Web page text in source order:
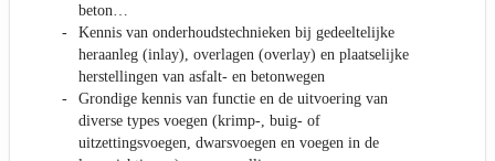
beton…
Kennis van onderhoudstechnieken bij gedeeltelijke
heraanleg (inlay), overlagen (overlay) en plaatselijke
herstellingen van asfalt- en betonwegen
Grondige kennis van functie en de uitvoering van
diverse types voegen (krimp-, buig- of
uitzettingsvoegen, dwarsvoegen en voegen in de